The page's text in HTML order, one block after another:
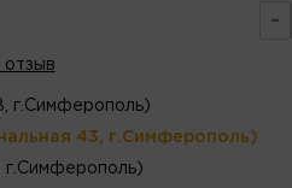
-
отзыв
г.Симферополь)
43, г.Симферополь)
г.Симферополь)